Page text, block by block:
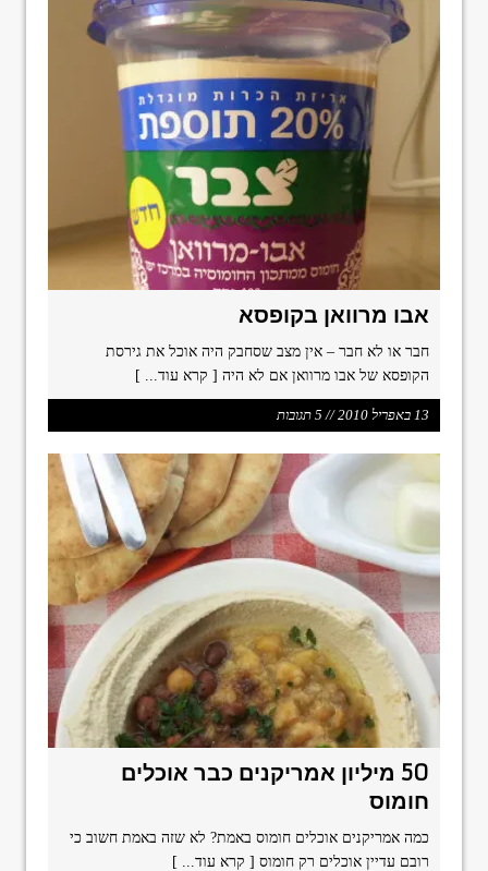
אבו מרוואן בקופסא
חבר או לא חבר – אין מצב שסחבק היה אוכל את גירסת
הקופסא של אבו מרוואן אם לא היה [ קרא עוד... ]
13 באפריל 2010 // 5 תגובות
50 מיליון אמריקנים כבר אוכלים
חומוס
כמה אמריקנים אוכלים חומוס באמת? לא שזה באמת חשוב כי
רובם עדיין אוכלים רק חומוס [ קרא עוד... ]